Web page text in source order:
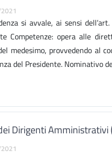
si avvale, ai sensi
Competenze: opera alle
medesimo, provvedendo al
del Presidente. Nominativo
Dirigenti Amministrativi